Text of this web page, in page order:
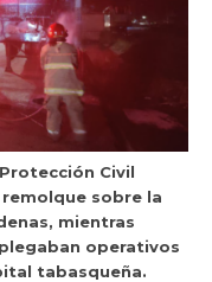
Civil
sobre la
mientras
operativos
tabasqueña.